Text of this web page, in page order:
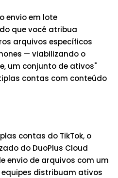
envio em lote
que você atribua
arquivos específicos
— viabilizando o
um conjunto de ativos"
contas com conteúdo
contas do TikTok, o
do DuoPlus Cloud
envio de arquivos com um
distribuam ativos